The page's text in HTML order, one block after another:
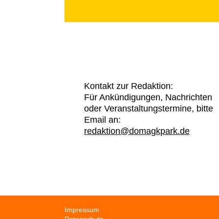
Kontakt zur Redaktion:
Für Ankündigungen, Nachrichten
oder Veranstaltungstermine, bitte
Email an:
redaktion@domagkpark.de
Navigation
Impressum